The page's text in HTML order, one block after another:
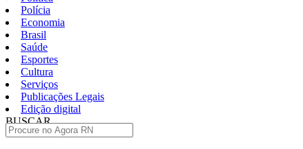
Polícia
Economia
Brasil
Saúde
Esportes
Cultura
Serviços
Publicações Legais
Edição digital
BUSCAR